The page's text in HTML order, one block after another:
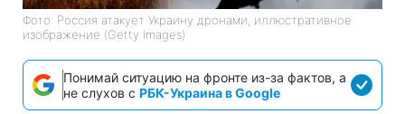
Фото: Россия атакует Украину дронами, иллюстративное
изображение (Getty Images)
Понимай ситуацию на фронте из-за фактов, а
не слухов с РБК-Украина в Google